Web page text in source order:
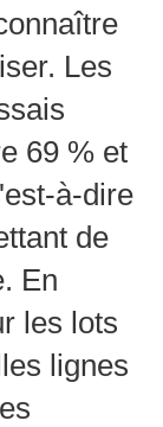
Les
69 % et
à-dire
de
En
les lots
lignes